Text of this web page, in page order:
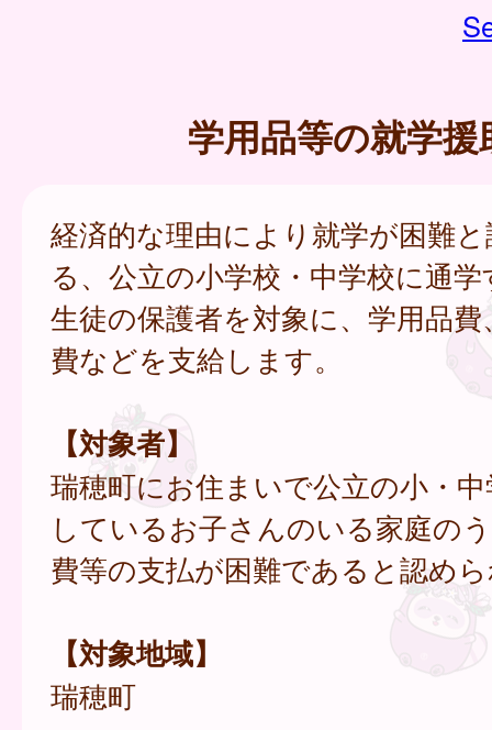
学用品等の就学援
経済的な理由により就学が困難
る、公立の小学校・中学校に通
生徒の保護者を対象に、学用品費
費などを支給します。
【対象者】
瑞穂町にお住まいで公立の小・
しているお子さんのいる家庭の
費等の支払が困難であると認め
【対象地域】
瑞穂町